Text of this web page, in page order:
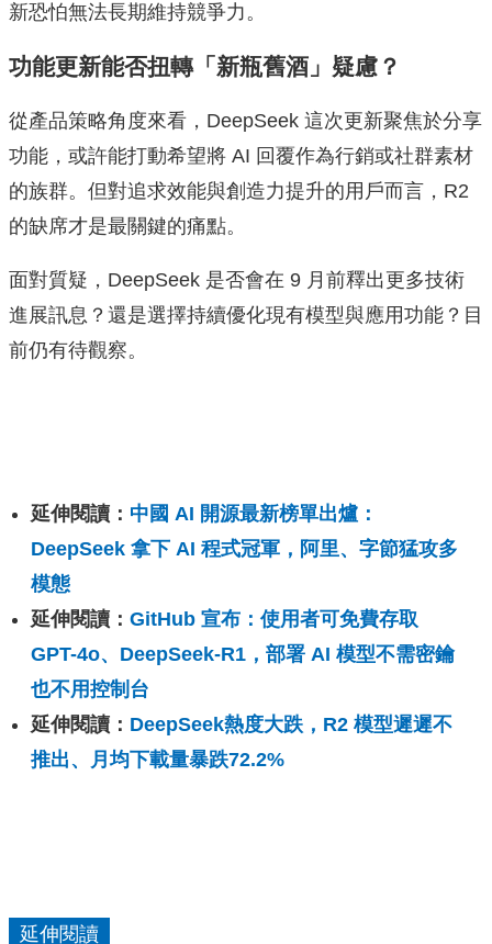
新恐怕無法長期維持競爭力。
功能更新能否扭轉「新瓶舊酒」疑慮？
從產品策略角度來看，DeepSeek 這次更新聚焦於分享
功能，或許能打動希望將 AI 回覆作為行銷或社群素材
的族群。但對追求效能與創造力提升的用戶而言，R2
的缺席才是最關鍵的痛點。
面對質疑，DeepSeek 是否會在 9 月前釋出更多技術
進展訊息？還是選擇持續優化現有模型與應用功能？目
前仍有待觀察。
延伸閱讀： 中國 AI 開源最新榜單出爐：
DeepSeek 拿下 AI 程式冠軍，阿里、字節猛攻多
模態
延伸閱讀： GitHub 宣布：使用者可免費存取
GPT-4o、DeepSeek-R1，部署 AI 模型不需密鑰
也不用控制台
延伸閱讀： DeepSeek熱度大跌，R2 模型遲遲不
推出、月均下載量暴跌72.2%
延伸閱讀